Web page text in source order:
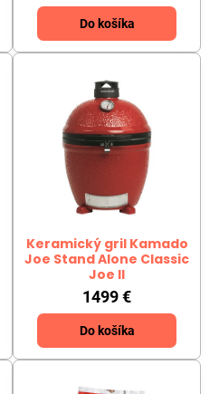
Do košíka
Keramický gril Kamado
Joe Stand Alone Classic
Joe II
1499 €
Do košíka